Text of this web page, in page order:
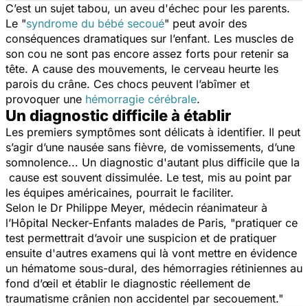
C’est un sujet tabou, un aveu d'échec pour les parents.
Le "syndrome du bébé secoué" peut avoir des
conséquences dramatiques sur l’enfant. Les muscles de
son cou ne sont pas encore assez forts pour retenir sa
tête. A cause des mouvements, le cerveau heurte les
parois du crâne. Ces chocs peuvent l’abîmer et
provoquer une hémorragie cérébrale.
Un diagnostic difficile à établir
Les premiers symptômes sont délicats à identifier. Il peut
s’agir d’une nausée sans fièvre, de vomissements, d’une
somnolence... Un diagnostic d'autant plus difficile que la
cause est souvent dissimulée. Le test, mis au point par
les équipes américaines, pourrait le faciliter.
Selon le Dr Philippe Meyer, médecin réanimateur à
l’Hôpital Necker-Enfants malades de Paris, "pratiquer ce
test permettrait d’avoir une suspicion et de pratiquer
ensuite d'autres examens qui là vont mettre en évidence
un hématome sous-dural, des hémorragies rétiniennes au
fond d’œil et établir le diagnostic réellement de
traumatisme crânien non accidentel par secouement."